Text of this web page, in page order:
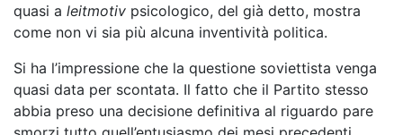
quasi a leitmotiv psicologico, del già detto, mostra
come non vi sia più alcuna inventività politica.
Si ha l’impressione che la questione soviettista venga
quasi data per scontata. Il fatto che il Partito stesso
abbia preso una decisione definitiva al riguardo pare